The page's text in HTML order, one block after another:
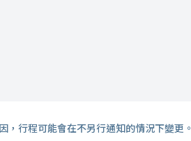
行程可能會在不另行通知的情況下變更。